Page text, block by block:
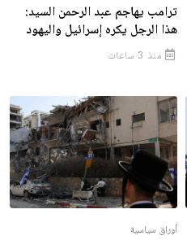
ترامب يهاجم عبد الرحمن السيد:
هذا الرجل يكره إسرائيل واليهود
منذ 3 ساعات
أوراق سياسية